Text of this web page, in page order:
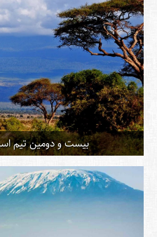
بیست و دومین تیم